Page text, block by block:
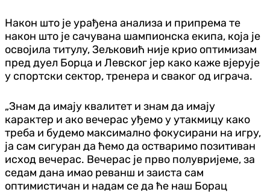
Након што је урађена анализа и припрема те
након што је сачувана шампионска екипа, која је
освојила титулу, Зељковић није крио оптимизам
пред дуел Борца и Левског јер како каже вјерује
у спортски сектор, тренера и сваког од играча.
„Знам да имају квалитет и знам да имају
карактер и ако вечерас уђемо у утакмицу како
треба и будемо максимално фокусирани на игру,
ја сам сигуран да ћемо да остваримо позитиван
исход вечерас. Вечерас је прво полувријеме, за
седам дана имао реванш и заиста сам
оптимистичан и надам се да ће наш Борац